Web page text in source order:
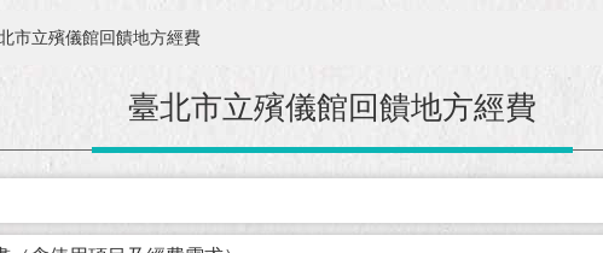
市立殯儀館回饋地方經費
臺北市立殯儀館回饋地方經費